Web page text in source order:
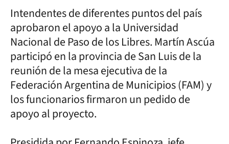
Intendentes de diferentes puntos del país
aprobaron el apoyo a la Universidad
Nacional de Paso de los Libres. Martín Ascúa
participó en la provincia de San Luis de la
reunión de la mesa ejecutiva de la
Federación Argentina de Municipios (FAM) y
los funcionarios firmaron un pedido de
apoyo al proyecto.